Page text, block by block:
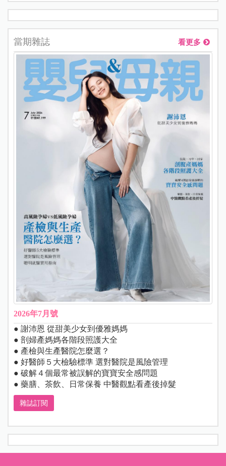
當期雜誌 看更多
2026年7月號
● 謝沛恩 從甜美少女到優雅媽媽
● 剖婦產媽媽各階段照護大全
● 產檢與生產醫院怎麼選？
● 好醫師５大檢驗標準 選對醫院是風險管理
● 破解４個最常被誤解的寶寶安全感問題
● 藥膳、茶飲、日常保養 中醫觀點看產後掉髮
雜誌訂閱